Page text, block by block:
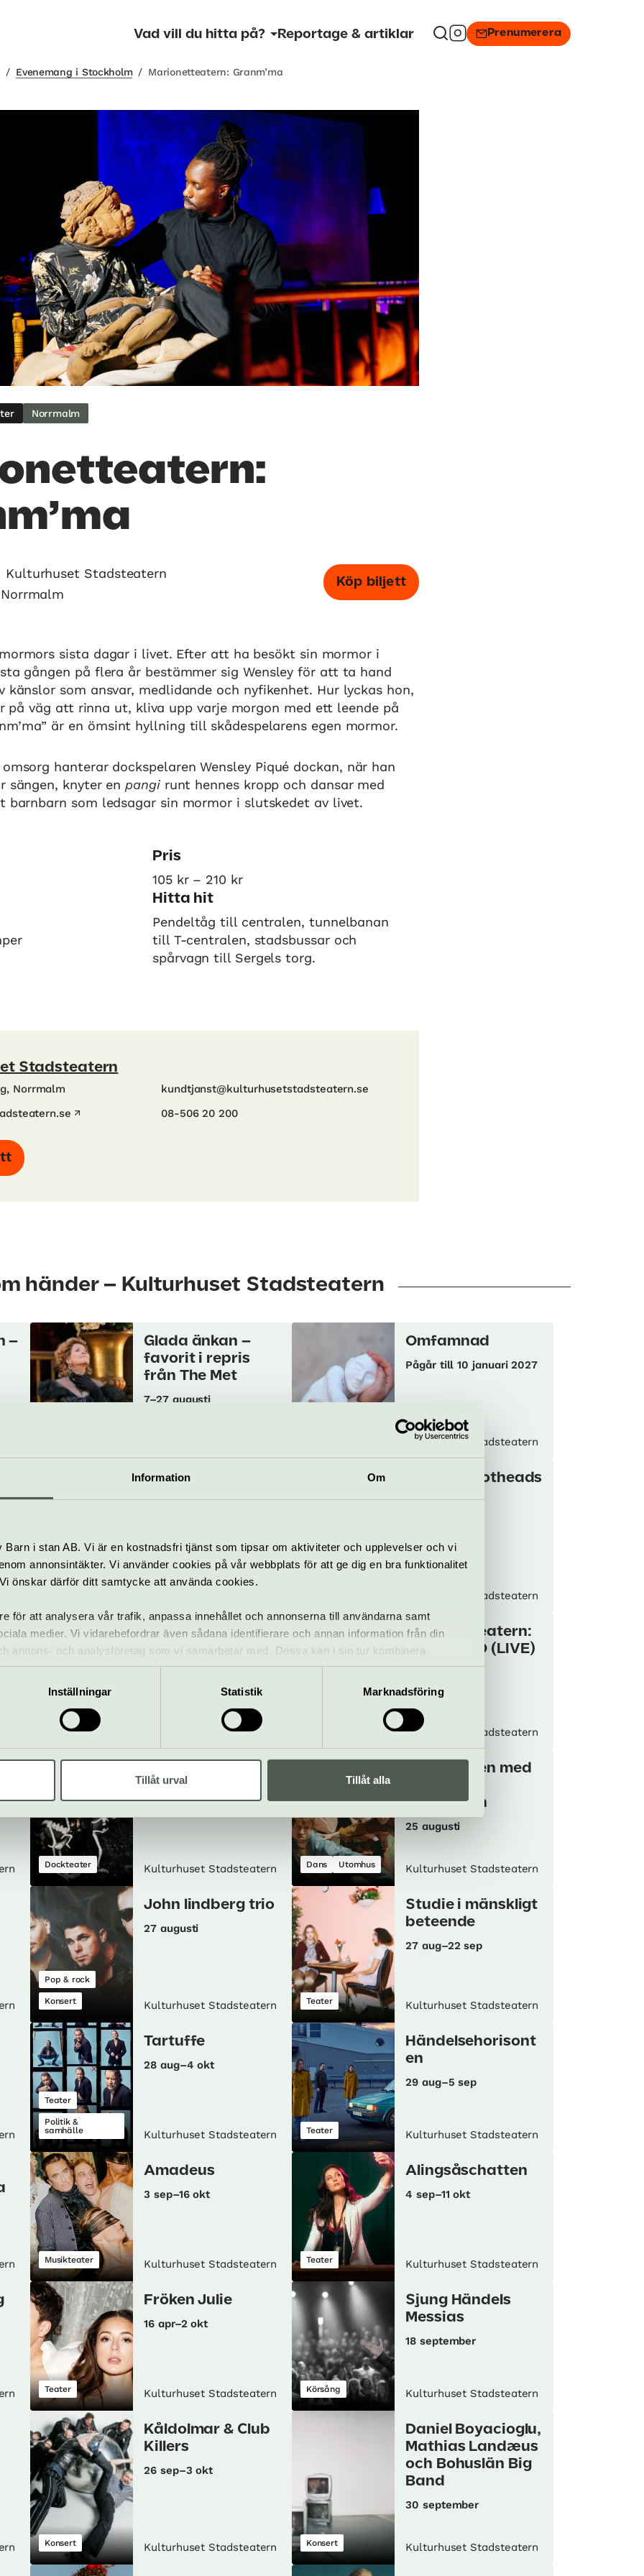
Information Om
Barn i stan AB. Vi är en kostnadsfri tjänst som tipsar om aktiviteter och upplevelser och vi
annonsintäkter. Vi använder cookies på vår webbplats för att ge dig en bra funktionalitet
önskar därför ditt samtycke att använda cookies.
för att analysera vår trafik, anpassa innehållet och annonserna till användarna samt
medier. Vi vidarebefordrar även sådana identifierare och annan information från din
annons- och analysföretag som vi samarbetar med. Dessa kan i sin tur kombinera
som du har tillhandahållit eller som de har samlat in när du har använt deras tjänster.
Inställningar Statistik Marknadsföring
Tillåt urval Tillåt alla
Vad vill du hitta på? Reportage & artiklar Prenumerera
/ Evenemang i Stockholm / Marionetteatern: Granm’ma
Norrmalm
Kulturhuset Stadsteatern
Köp biljett
sista dagar i livet. Efter att ha besökt sin mormor i
gången på flera år bestämmer sig Wensley för att ta hand
känslor som ansvar, medlidande och nyfikenhet. Hur lyckas hon,
väg att rinna ut, kliva upp varje morgon med ett leende på
är en ömsint hyllning till skådespelarens egen mormor.
hanterar dockspelaren Wensley Piqué dockan, när han
sängen, knyter enpangirunt hennes kropp och dansar med
barnbarn som ledsagar sin mormor i slutskedet av livet.
Pris
105 kr – 210 kr
Hitta hit
Pendeltåg till centralen, tunnelbanan
till T-centralen, stadsbussar och
spårvagn till Sergels torg.
Stadsteatern
Norrmalm
kundtjanst@kulturhusetstadsteatern.se
08-506 20 200
händer – Kulturhuset Stadsteatern
–
Glada änkan –
favorit i repris
från The Met
7–27 augusti
Omfamnad
Pågår till 10 januari 2027
Kulturhuset Stadsteatern
Skandalites +
13 augusti
Siberian hotheads
14 augusti
Kulturhuset Stadsteatern
Pop & rock
Konsert
Sing a song
fighter label night
Kulturhuset Stadsteatern
Marionetteatern:
PINOCCHIO (LIVE)
#3
20–21 augusti
Kulturhuset Stadsteatern
Dockteater
Dead as a Dodo
Kulturhuset Stadsteatern Dans Utomhus
Subkulturen med
Produktion
25 augusti
Kulturhuset Stadsteatern
Pop & rock
Konsert
John lindberg trio
27 augusti
Kulturhuset Stadsteatern Teater
Studie i mänskligt
beteende
27 aug–22 sep
Kulturhuset Stadsteatern
Teater
Politik &
samhälle
Tartuffe
28 aug–4 okt
Kulturhuset Stadsteatern Teater
Händelsehorisont
en
29 aug–5 sep
Kulturhuset Stadsteatern
Musikteater
Amadeus
3 sep–16 okt
Kulturhuset Stadsteatern Teater
Alingsåschatten
4 sep–11 okt
Kulturhuset Stadsteatern
Teater
Fröken Julie
16 apr–2 okt
Kulturhuset Stadsteatern Körsång
Sjung Händels
Messias
18 september
Kulturhuset Stadsteatern
Konsert
Kåldolmar & Club
Killers
26 sep–3 okt
Kulturhuset Stadsteatern Konsert
Daniel Boyacioglu,
Mathias Landæus
och Bohuslän Big
Band
30 september
Kulturhuset Stadsteatern